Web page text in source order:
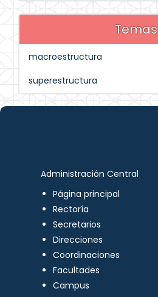
Temas
macroestructura
superestructura
Administración Central
Página principal
Rectoría
Secretarios
Direcciones
Coordinaciones
Facultades
Campus